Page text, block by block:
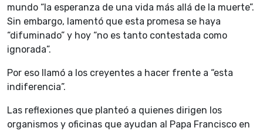
mundo “la esperanza de una vida más allá de la muerte”.
Sin embargo, lamentó que esta promesa se haya
“difuminado” y hoy “no es tanto contestada como
ignorada”.
Por eso llamó a los creyentes a hacer frente a “esta
indiferencia”.
Las reflexiones que planteó a quienes dirigen los
organismos y oficinas que ayudan al Papa Francisco en